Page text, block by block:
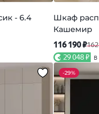
- 6.4
Шкаф
Кашемир
116 190 ₽
29 048 ₽
-29%